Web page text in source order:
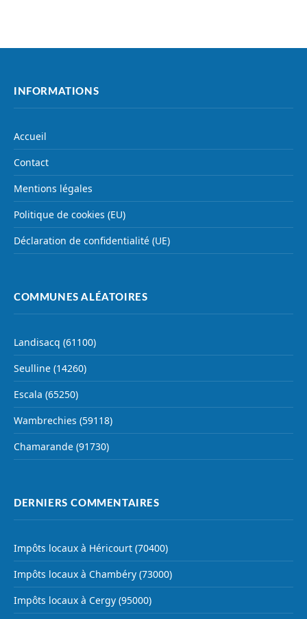
INFORMATIONS
Accueil
Contact
Mentions légales
Politique de cookies (EU)
Déclaration de confidentialité (UE)
COMMUNES ALÉATOIRES
Landisacq (61100)
Seulline (14260)
Escala (65250)
Wambrechies (59118)
Chamarande (91730)
DERNIERS COMMENTAIRES
Impôts locaux à Héricourt (70400)
Impôts locaux à Chambéry (73000)
Impôts locaux à Cergy (95000)